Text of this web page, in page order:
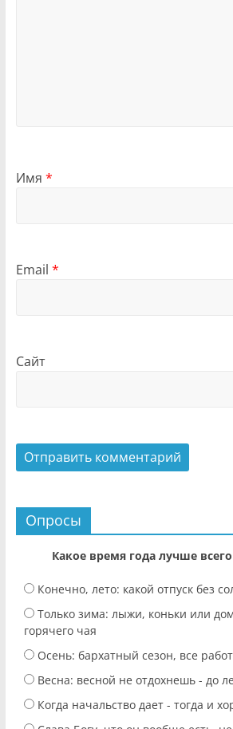
Имя *
Email *
Сайт
Опросы
Какое время года лучше
Конечно, лето: какой отпуск без
Только зима: лыжи, коньки или
горячего чая
Осень: бархатный сезон, все
Весна: весной не отдохнешь - до
Когда начальство дает - тогда и